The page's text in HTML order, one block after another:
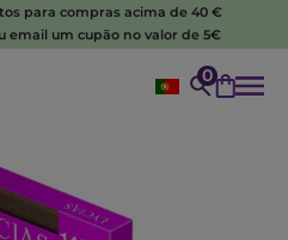
para compras acima de 40 €
email um cupão no valor de 5€
0